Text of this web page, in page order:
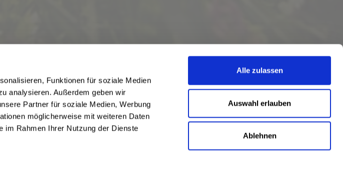
Funktionen für soziale Medien
analysieren. Außerdem geben wir
Partner für soziale Medien, Werbung
möglicherweise mit weiteren Daten
im Rahmen Ihrer Nutzung der Dienste
Alle zulassen
Auswahl erlauben
Ablehnen